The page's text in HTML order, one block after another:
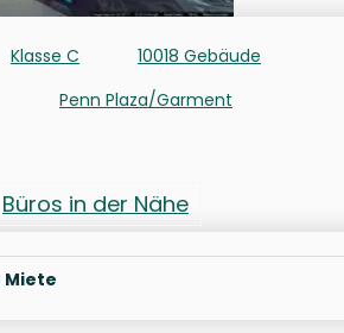
Klasse C
10018 Gebäude
Penn Plaza/Garment
Büros in der Nähe
Miete